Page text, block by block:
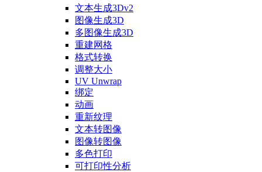
文本生成3Dv2
图像生成3D
多图像生成3D
重建网格
格式转换
调整大小
UV Unwrap
绑定
动画
重新纹理
文本转图像
图像转图像
多色打印
可打印性分析